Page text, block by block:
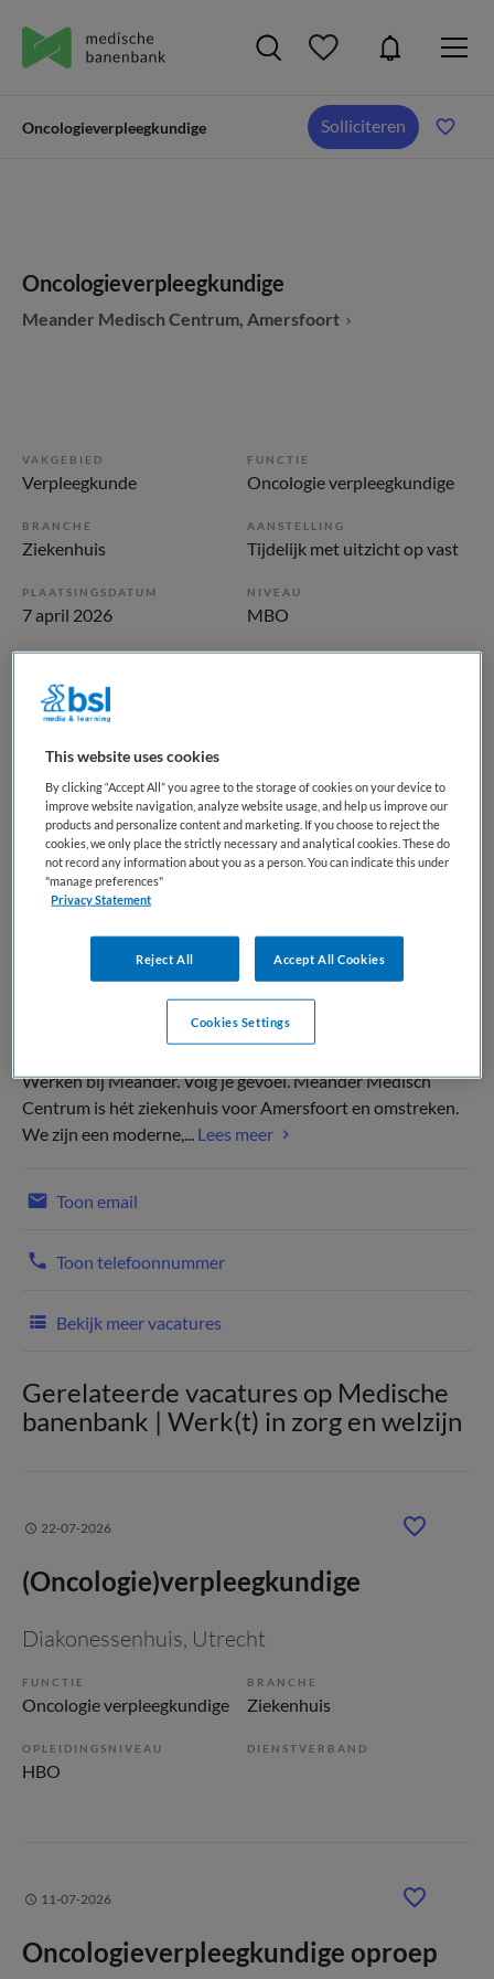
Oncologieverpleegkundige Solliciteren
Oncologieverpleegkundige
Meander Medisch Centrum, Amersfoort
VAKGEBIED
Verpleegkunde
FUNCTIE
Oncologie verpleegkundige
BRANCHE
Ziekenhuis
AANSTELLING
Tijdelijk met uitzicht op vast
PLAATSINGSDATUM
7 april 2026
NIVEAU
MBO
ERVARING
Niet nader bepaald
DIENSTVERBAND
Vacature niet beschikbaar
Deze vacature Oncologieverpleegkundige bij Meander
Medisch Centrum is niet meer actueel. Hieronder staan
enkele vergelijkbare vacatures die voor u wellicht
interessant zijn.
Werken bij Meander. Volg je gevoel. Meander Medisch
Centrum is hét ziekenhuis voor Amersfoort en omstreken.
We zijn een moderne,... Lees meer
Toon email
Toon telefoonnummer
Bekijk meer vacatures
Gerelateerde vacatures op Medische
banenbank | Werk(t) in zorg en welzijn
22-07-2026
(Oncologie)verpleegkundige
Diakonessenhuis, Utrecht
FUNCTIE
Oncologie verpleegkundige
BRANCHE
Ziekenhuis
OPLEIDINGSNIVEAU
HBO
DIENSTVERBAND
11-07-2026
Oncologieverpleegkundige oproep
This website uses cookies
By clicking “Accept All” you agree to the storage of cookies on your device to
improve website navigation, analyze website usage, and help us improve our
products and personalize content and marketing. If you choose to reject the
cookies, we only place the strictly necessary and analytical cookies. These do
not record any information about you as a person. You can indicate this under
"manage preferences"
Privacy Statement
Reject All Accept All Cookies
Cookies Settings